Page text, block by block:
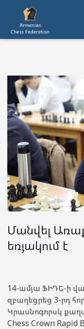
Մանվել
եռյակում է
14-ամյա ՖԻԴԵ-ի
զբաղեցրեց 3-րդ
Կրասնոգորսկ
Chess Crown